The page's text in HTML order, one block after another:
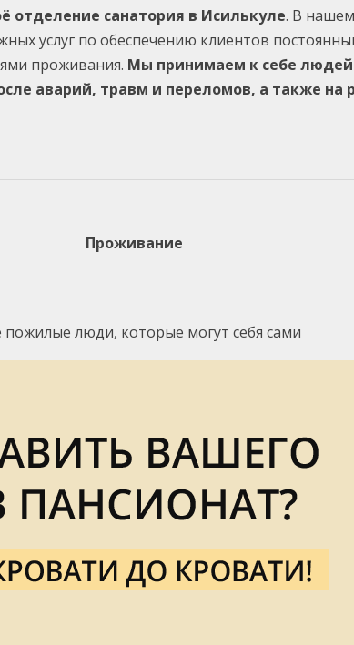
отделение санатория в Исилькуле. В
услуг по обеспечению клиентов
проживания. Мы принимаем к себе
аварий, травм и переломов, а также
Проживание
люди, которые могут себя сами
передвигающихся людей с деменцией и
заболеваниями
после переломов,инсультов, а также с